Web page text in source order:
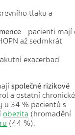
tlaku a
- pacienti mají
až sedmkrát
exacerbací
společné rizikové
a ostatní chronické
u 34 % pacientů s
obezita (hromadění
(44 %).